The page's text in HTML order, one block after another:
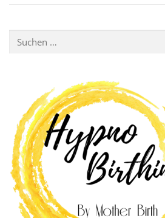
Suchen